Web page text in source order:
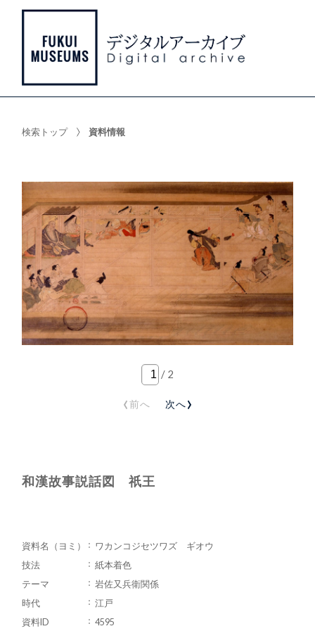
検索トップ 資料情報
/ 2
‹前へ 次へ›
和漢故事説話図 祇王
資料名（ヨミ）
ワカンコジセツワズ ギオウ
技法
紙本着色
テーマ
岩佐又兵衛関係
時代
江戸
資料ID
4595